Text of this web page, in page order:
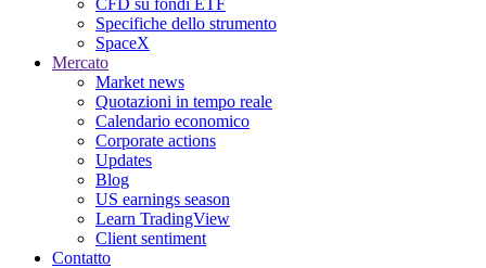
Specifiche dello strumento
SpaceX
Mercato
Market news
Quotazioni in tempo reale
Calendario economico
Corporate actions
Updates
Blog
US earnings season
Learn TradingView
Client sentiment
Contatto